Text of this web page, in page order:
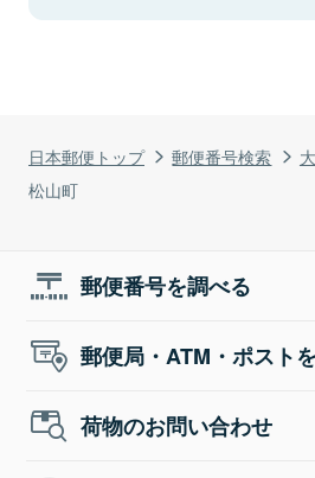
日本郵便トップ 郵便番号検索
松山町
郵便番号を調べる
郵便局・ATM・ポスト
荷物のお問い合わせ